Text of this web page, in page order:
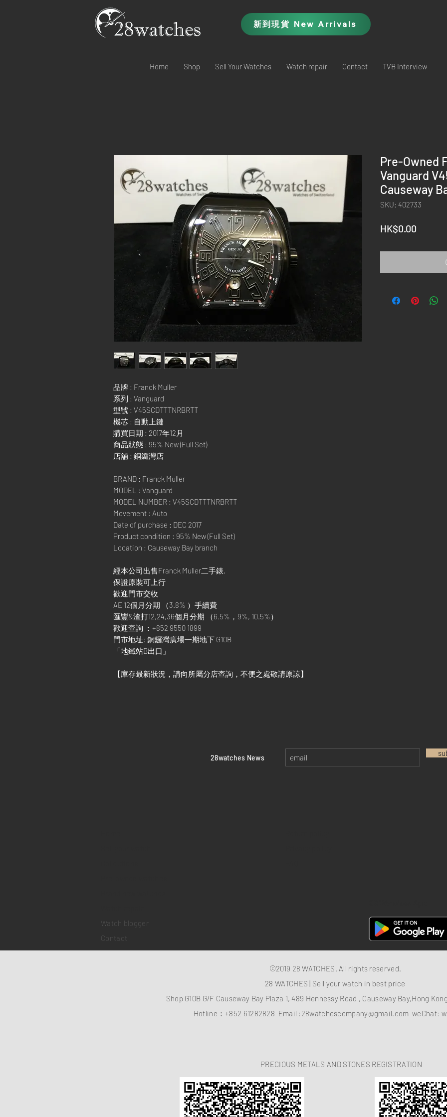
新到現貨 New Arrivals
Home Shop Sell Your Watches Watch repair Contact TVB Interview
品牌 : Franck Muller
系列 : Vanguard
型號 : V45SCDTTTNRBRTT
機芯 : 自動上鏈
購買日期 : 2017年12月
商品狀態 : 95% New (Full Set)
店舖 : 銅鑼灣店
BRAND : Franck Muller
MODEL : Vanguard
MODEL NUMBER : V45SCDTTTNRBRTT
Movement : Auto
Date of purchase : DEC 2017
Product condition : 95% New (Full Set)
Location : Causeway Bay branch
經本公司出售Franck Muller二手錶,
保證原裝可上行
歡迎門市交收
AE 12個月分期 （3.8% ）手續費
匯豐&渣打12,24,36個月分期 （6.5%，9%, 10.5%）
歡迎查詢 ：+852 9550 1899
門市地址: 銅鑼灣廣場一期地下 G10B
「地鐵站B出口」
【庫存最新狀況，請向所屬分店查詢，不便之處敬請原諒】
Pre-Owned
Vanguard
Causeway
SKU: 402733
HK$0.00
​28watches News
Watch blogger
Contact
©2019 28 WATCHES. All rights reserved.
28 WATCHES | Sell your watch in best price
Shop G10B G/F Causeway Bay Plaza 1, 489 Hennessy Road , Causeway Bay,Hong Kong
Hotline：+852 61282828 Email : 28watchescompany@gmail.com weChat:
PRECIOUS METALS AND STONES REGISTRATION